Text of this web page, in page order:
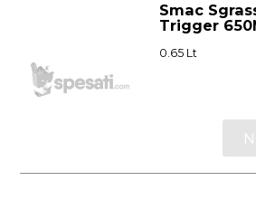
Smac
Trigger
0.65 Lt